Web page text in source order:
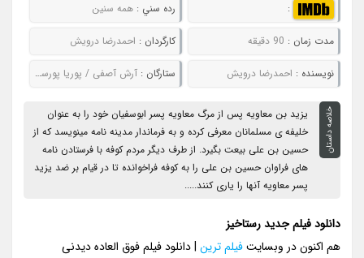
: رده سني : همه سنین
مدت زمان : 90 دقیقه کارگردان : احمدرضا درویش
نويسنده : احمدرضا درویش ستارگان : آرش آصفی / پوریا پورسرخ / حسن پورشیرازی / فرهاد قائمیان
خلاصه داستان
یزید بن معاویه پس از مرگ معاویه پسر ابوسفیان خود را به عنوان
خلیفه ی مسلمانان معرفی کرده و به فرماندار مدینه نامه مینویسد که از
حسین بن علی بیعت بگیرد. از طرف دیگر مردم کوفه با فرستادن نامه
های فراوان حسین بن علی را به کوفه فراخوانده تا در قیام بر ضد یزید
پسر معاویه آنها را یاری کنند.....
دانلود فیلم جدید رستاخیز
هم اکنون در وبسایتفیلم ترین | دانلود فیلم فوق العاده دیدنی